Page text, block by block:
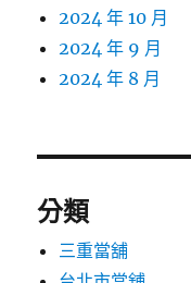
2024 年 10 月
2024 年 9 月
2024 年 8 月
分類
三重當舖